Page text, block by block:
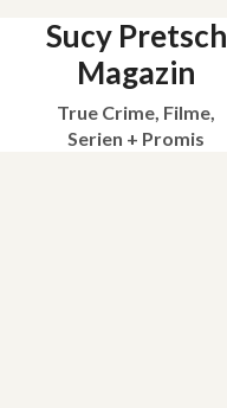
Sucy Pretsch
Magazin
True Crime, Filme,
Serien + Promis